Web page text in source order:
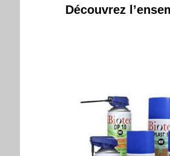
Découvrez